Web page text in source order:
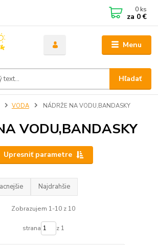
Menu
Hľadať
0 ks
za 0 €
VODA NÁDRŽE NA VODU,BANDASKY
VODU,BANDASKY
Upresniť parametre
Najdrahšie
Zobrazujem 1-10 z 10
strana z 1